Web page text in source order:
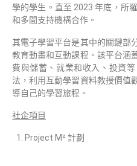
學的學生。直至 2023 年底，所
和多間支持機構合作。
其電子學習平台是其中的關鍵部
教育動畫和互動課程。該平台涵
費與儲蓄、就業和收入、投資
法，利用互動學習資料教授價值
導自己的學習旅程。
社企項目
Project M² 計劃